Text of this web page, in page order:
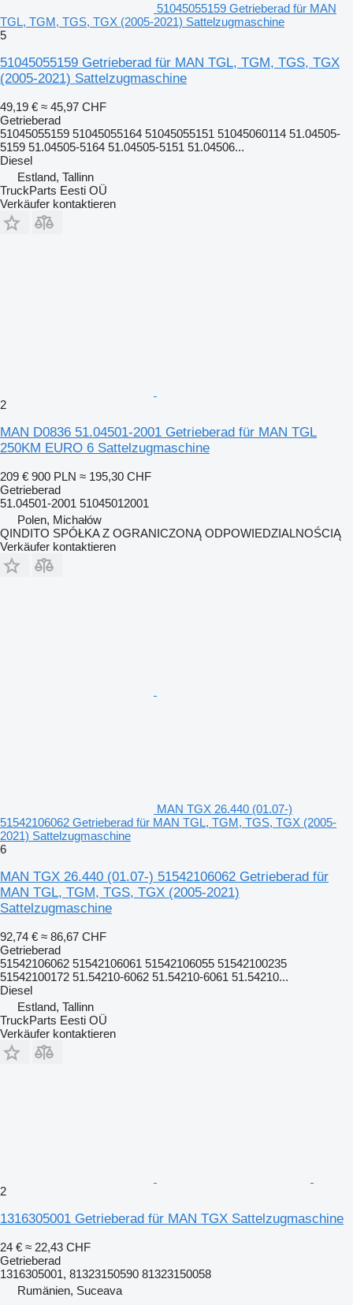
51045055159 Getrieberad für MAN
TGL, TGM, TGS, TGX (2005-2021) Sattelzugmaschine
5
51045055159 Getrieberad für MAN TGL, TGM, TGS, TGX
(2005-2021) Sattelzugmaschine
49,19 € ≈ 45,97 CHF
Getrieberad
51045055159 51045055164 51045055151 51045060114 51.04505-
5159 51.04505-5164 51.04505-5151 51.04506...
Diesel
Estland, Tallinn
TruckParts Eesti OÜ
Verkäufer kontaktieren
2
MAN D0836 51.04501-2001 Getrieberad für MAN TGL
250KM EURO 6 Sattelzugmaschine
209 € 900 PLN ≈ 195,30 CHF
Getrieberad
51.04501-2001 51045012001
Polen, Michałów
QINDITO SPÓŁKA Z OGRANICZONĄ ODPOWIEDZIALNOŚCIĄ
Verkäufer kontaktieren
MAN TGX 26.440 (01.07-)
51542106062 Getrieberad für MAN TGL, TGM, TGS, TGX (2005-
2021) Sattelzugmaschine
6
MAN TGX 26.440 (01.07-) 51542106062 Getrieberad für
MAN TGL, TGM, TGS, TGX (2005-2021)
Sattelzugmaschine
92,74 € ≈ 86,67 CHF
Getrieberad
51542106062 51542106061 51542106055 51542100235
51542100172 51.54210-6062 51.54210-6061 51.54210...
Diesel
Estland, Tallinn
TruckParts Eesti OÜ
Verkäufer kontaktieren
2
1316305001 Getrieberad für MAN TGX Sattelzugmaschine
24 € ≈ 22,43 CHF
Getrieberad
1316305001, 81323150590 81323150058
Rumänien, Suceava